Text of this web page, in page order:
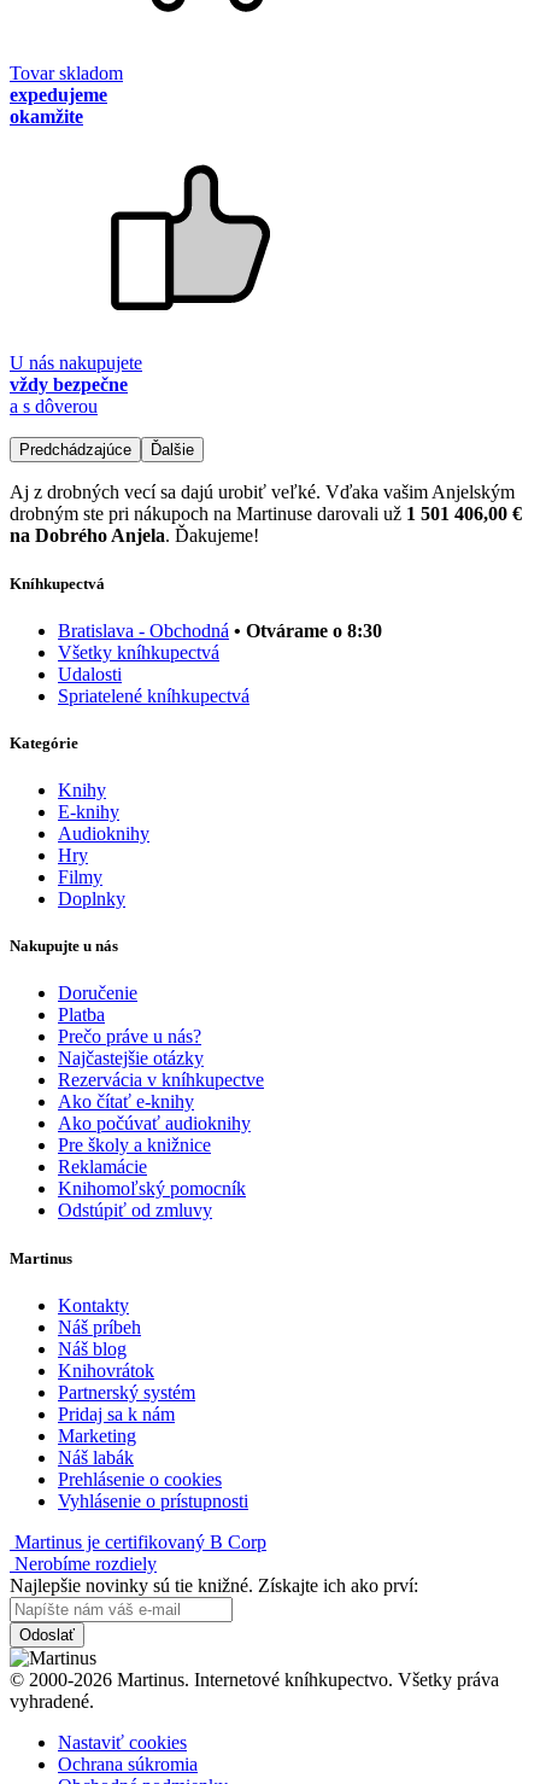
Tovar skladom
expedujeme
okamžite
U nás nakupujete
vždy bezpečne
a s dôverou
Predchádzajúce Ďalšie
Aj z drobných vecí sa dajú urobiť veľké. Vďaka vašim Anjelským
drobným ste pri nákupoch na Martinuse darovali už 1 501 406,00 €
na Dobrého Anjela. Ďakujeme!
Kníhkupectvá
Bratislava - Obchodná • Otvárame o 8:30
Všetky kníhkupectvá
Udalosti
Spriatelené kníhkupectvá
Kategórie
Knihy
E-knihy
Audioknihy
Hry
Filmy
Doplnky
Nakupujte u nás
Doručenie
Platba
Prečo práve u nás?
Najčastejšie otázky
Rezervácia v kníhkupectve
Ako čítať e-knihy
Ako počúvať audioknihy
Pre školy a knižnice
Reklamácie
Knihomoľský pomocník
Odstúpiť od zmluvy
Martinus
Kontakty
Náš príbeh
Náš blog
Knihovrátok
Partnerský systém
Pridaj sa k nám
Marketing
Náš labák
Prehlásenie o cookies
Vyhlásenie o prístupnosti
Martinus je certifikovaný B Corp
Nerobíme rozdiely
Najlepšie novinky sú tie knižné. Získajte ich ako prví:
Odoslať
© 2000-2026 Martinus. Internetové kníhkupectvo. Všetky práva
vyhradené.
Nastaviť cookies
Ochrana súkromia